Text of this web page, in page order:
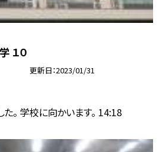
１０
更新日 2023/01/31
。 学校に向かいます。 14:18